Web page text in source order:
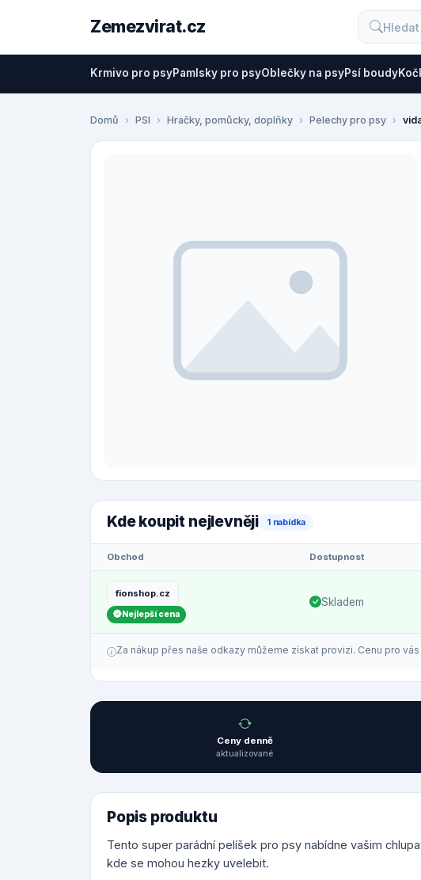
Zemezvirat.cz
Krmivo pro psyPamlsky pro psyOblečky na psyPsí boudy
Domů PSI Hračky, pomůcky, doplňky Pelechy pro psy
Kde koupit nejlevněji 1 nabídka
Obchod Dostupnost
fionshop.cz
Nejlepší cena
Skladem
Za nákup přes naše odkazy můžeme získat provizi. Cenu pro
Ceny denně
aktualizované
Popis produktu
Tento super parádní pelíšek pro psy nabídne vašim
kde se mohou hezky uvelebit.